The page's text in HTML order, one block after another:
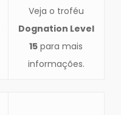
Veja o troféu
Dognation Level
15 para mais
informações.